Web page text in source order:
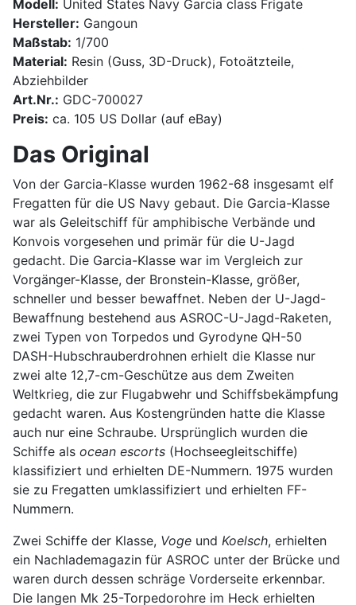
Modell: United States Navy Garcia class Frigate
Hersteller: Gangoun
Maßstab: 1/700
Material: Resin (Guss, 3D-Druck), Fotoätzteile,
Abziehbilder
Art.Nr.: GDC-700027
Preis: ca. 105 US Dollar (auf eBay)
Das Original
Von der Garcia-Klasse wurden 1962-68 insgesamt elf
Fregatten für die US Navy gebaut. Die Garcia-Klasse
war als Geleitschiff für amphibische Verbände und
Konvois vorgesehen und primär für die U-Jagd
gedacht. Die Garcia-Klasse war im Vergleich zur
Vorgänger-Klasse, der Bronstein-Klasse, größer,
schneller und besser bewaffnet. Neben der U-Jagd-
Bewaffnung bestehend aus ASROC-U-Jagd-Raketen,
zwei Typen von Torpedos und Gyrodyne QH-50
DASH-Hubschrauberdrohnen erhielt die Klasse nur
zwei alte 12,7-cm-Geschütze aus dem Zweiten
Weltkrieg, die zur Flugabwehr und Schiffsbekämpfung
gedacht waren. Aus Kostengründen hatte die Klasse
auch nur eine Schraube. Ursprünglich wurden die
Schiffe als ocean escorts (Hochseegleitschiffe)
klassifiziert und erhielten DE-Nummern. 1975 wurden
sie zu Fregatten umklassifiziert und erhielten FF-
Nummern.
Zwei Schiffe der Klasse, Voge und Koelsch, erhielten
ein Nachlademagazin für ASROC unter der Brücke und
waren durch dessen schräge Vorderseite erkennbar.
Die langen Mk 25-Torpedorohre im Heck erhielten